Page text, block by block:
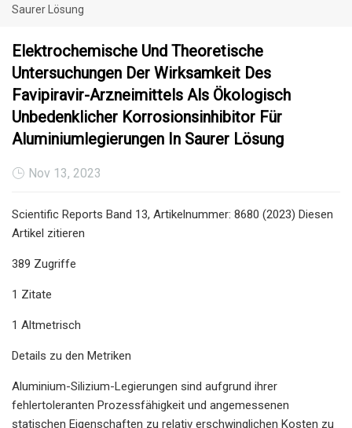
Saurer Lösung
Elektrochemische Und Theoretische
Untersuchungen Der Wirksamkeit Des
Favipiravir-Arzneimittels Als Ökologisch
Unbedenklicher Korrosionsinhibitor Für
Aluminiumlegierungen In Saurer Lösung
Nov 13, 2023
Scientific Reports Band 13, Artikelnummer: 8680 (2023) Diesen
Artikel zitieren
389 Zugriffe
1 Zitate
1 Altmetrisch
Details zu den Metriken
Aluminium-Silizium-Legierungen sind aufgrund ihrer
fehlertoleranten Prozessfähigkeit und angemessenen
statischen Eigenschaften zu relativ erschwinglichen Kosten zu